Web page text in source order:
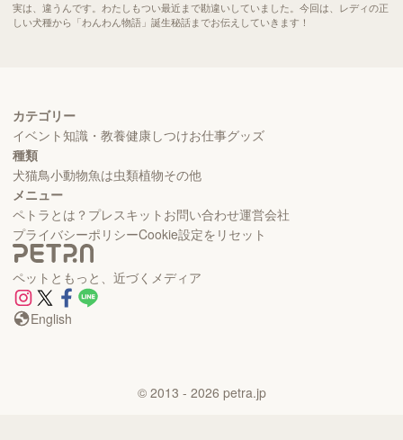
実は、違うんです。わたしもつい最近まで勘違いしていました。今回は、レディの正
しい犬種から「わんわん物語」誕生秘話までお伝えしていきます！
カテゴリー
イベント知識・教養健康しつけお仕事グッズ
種類
犬猫鳥小動物魚は虫類植物その他
メニュー
ペトラとは？ プレスキット お問い合わせ運営会社
プライバシーポリシーCookie設定をリセット
ペットともっと、近づくメディア
English
© 2013 - 2026 petra.jp